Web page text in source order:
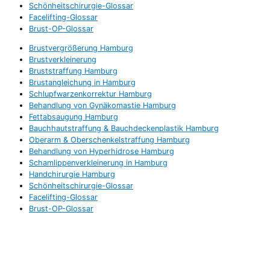
Schönheitschirurgie-Glossar
Facelifting-Glossar
Brust-OP-Glossar
Brustvergrößerung Hamburg
Brustverkleinerung
Bruststraffung Hamburg
Brustangleichung in Hamburg
Schlupfwarzenkorrektur Hamburg
Behandlung von Gynäkomastie Hamburg
Fettabsaugung Hamburg
Bauchhautstraffung & Bauchdeckenplastik Hamburg
Oberarm & Oberschenkelstraffung Hamburg
Behandlung von Hyperhidrose Hamburg
Schamlippenverkleinerung in Hamburg
Handchirurgie Hamburg
Schönheitschirurgie-Glossar
Facelifting-Glossar
Brust-OP-Glossar